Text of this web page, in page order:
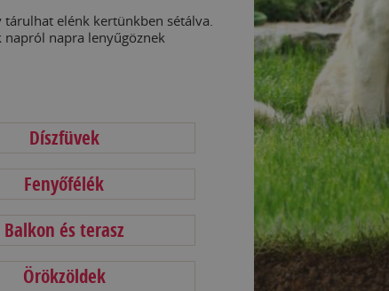
elénk kertünkben sétálva.
napra lenyűgöznek
Díszfüvek
Fenyőfélék
Balkon és terasz
Örökzöldek